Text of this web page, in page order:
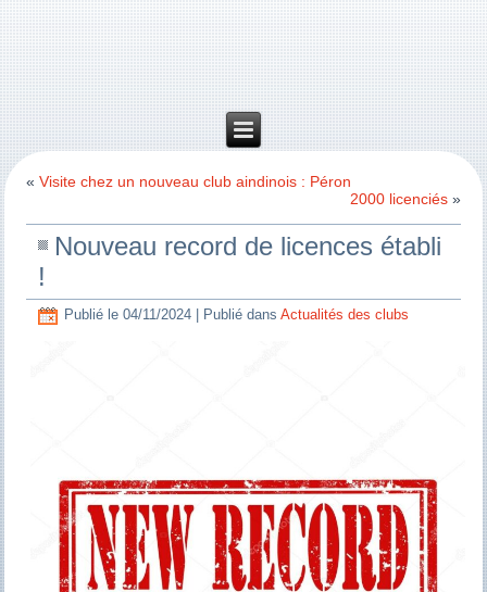
«Visite chez un nouveau club aindinois : Péron
2000 licenciés»
Nouveau record de licences établi
!
Publié le 04/11/2024 Publié dans Actualités des clubs